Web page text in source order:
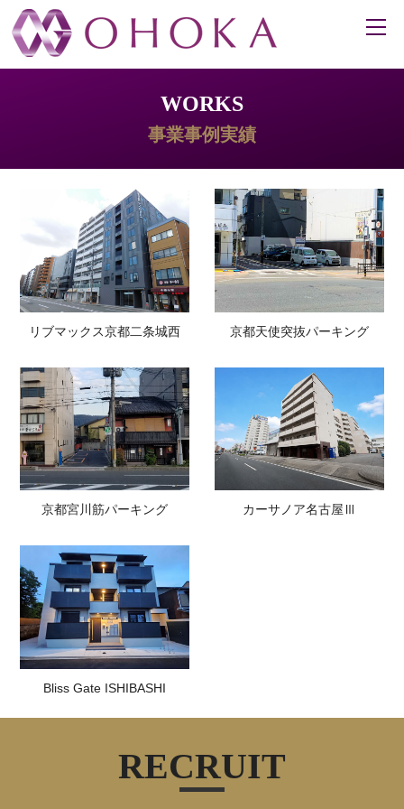
WORKS
事業事例実績
リブマックス京都二条城西 京都天使突抜パーキング
京都宮川筋パーキング カーサノア名古屋Ⅲ
Bliss Gate ISHIBASHI
RECRUIT